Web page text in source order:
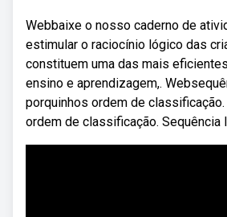
Webbaixe o nosso caderno de
estimular o raciocínio lógico das
constituem uma das mais
ensino e aprendizagem,.
porquinhos ordem de
ordem de classificação. Sequência